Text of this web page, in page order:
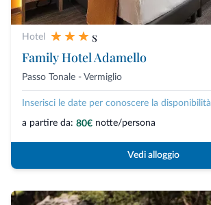
Hotel
s
Family Hotel Adamello
Passo Tonale - Vermiglio
Inserisci le date per conoscere la disponibilità
a partire da: 80€ notte/persona
Vedi alloggio